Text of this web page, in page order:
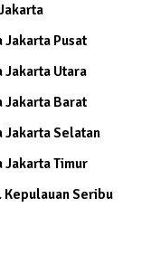
Jakarta Pusat
Jakarta Utara
Jakarta Barat
Jakarta Selatan
Jakarta Timur
Kepulauan Seribu